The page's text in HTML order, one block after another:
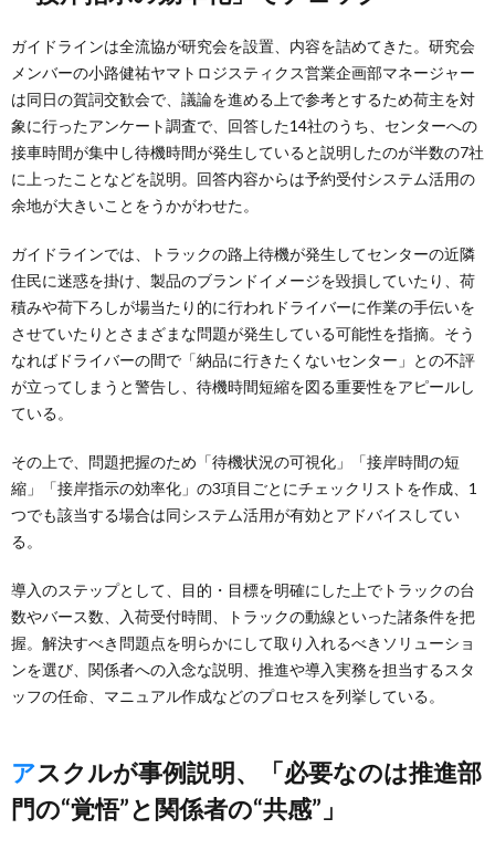
ガイドラインは全流協が研究会を設置、内容を詰めてきた。研究会
メンバーの小路健祐ヤマトロジスティクス営業企画部マネージャー
は同日の賀詞交歓会で、議論を進める上で参考とするため荷主を対
象に行ったアンケート調査で、回答した14社のうち、センターへの
接車時間が集中し待機時間が発生していると説明したのが半数の7社
に上ったことなどを説明。回答内容からは予約受付システム活用の
余地が大きいことをうかがわせた。
ガイドラインでは、トラックの路上待機が発生してセンターの近隣
住民に迷惑を掛け、製品のブランドイメージを毀損していたり、荷
積みや荷下ろしが場当たり的に行われドライバーに作業の手伝いを
させていたりとさまざまな問題が発生している可能性を指摘。そう
なればドライバーの間で「納品に行きたくないセンター」との不評
が立ってしまうと警告し、待機時間短縮を図る重要性をアピールし
ている。
その上で、問題把握のため「待機状況の可視化」「接岸時間の短
縮」「接岸指示の効率化」の3項目ごとにチェックリストを作成、1
つでも該当する場合は同システム活用が有効とアドバイスしてい
る。
導入のステップとして、目的・目標を明確にした上でトラックの台
数やバース数、入荷受付時間、トラックの動線といった諸条件を把
握。解決すべき問題点を明らかにして取り入れるべきソリューショ
ンを選び、関係者への入念な説明、推進や導入実務を担当するスタ
ッフの任命、マニュアル作成などのプロセスを列挙している。
アスクルが事例説明、「必要なのは推進部
門の“覚悟”と関係者の“共感”」